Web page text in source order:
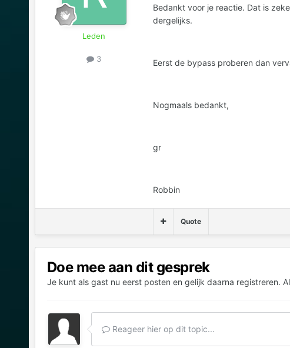
Leden
3
Bedankt voor je reactie. Dat is
dergelijks.
Eerst de bypass proberen dan
Nogmaals bedankt,
gr
Robbin
Quote
Doe mee aan dit gesprek
Je kunt als gast nu eerst posten en gelijk daarna registreren.
Reageer hier op dit topic...